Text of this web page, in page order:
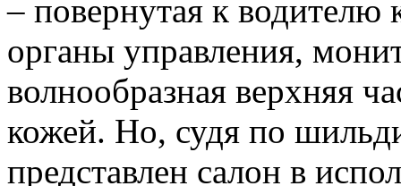
– повернутая к
органы управления,
волнообразная верхняя
кожей. Но, судя по
представлен салон в